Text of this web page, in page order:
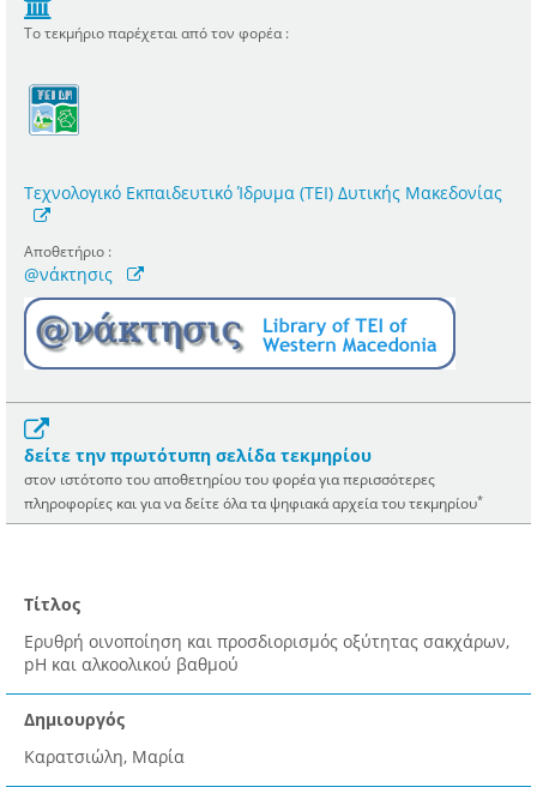
Το τεκμήριο παρέχεται από τον φορέα :
Τεχνολογικό Εκπαιδευτικό Ίδρυμα (ΤΕΙ) Δυτικής Μακεδονίας
Αποθετήριο :
@νάκτησις
δείτε την πρωτότυπη σελίδα τεκμηρίου
στον ιστότοπο του αποθετηρίου του φορέα για περισσότερες
πληροφορίες και για να δείτε όλα τα ψηφιακά αρχεία του τεκμηρίου*
Τίτλος
Ερυθρή οινοποίηση και προσδιορισμός οξύτητας σακχάρων,
pH και αλκοολικού βαθμού
Δημιουργός
Καρατσιώλη, Μαρία